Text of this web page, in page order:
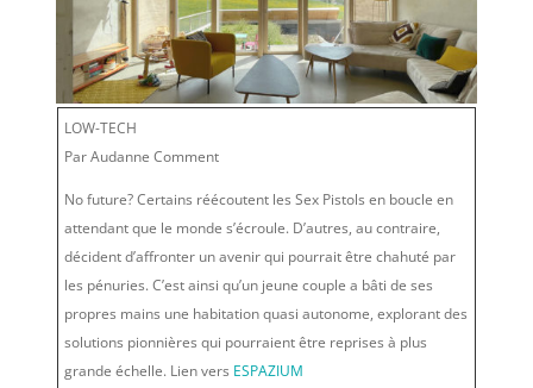
LOW-TECH
Par Audanne Comment
No future?Certains réécoutent les Sex Pistols en boucle en
attendant que le monde s’écroule. D’autres, au contraire,
décident d’affronter un avenir qui pourrait être chahuté par
les pénuries. C’est ainsi qu’un jeune couple a bâti de ses
propres mains une habitation quasi autonome, explorant des
solutions pionnières qui pourraient être reprises à plus
grande échelle. Lien vers ESPAZIUM